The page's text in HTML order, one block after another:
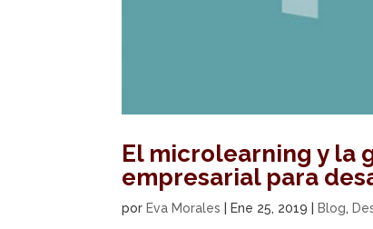
El microlearning y la
empresarial para
por Eva Morales Ene 25, 2019 Blog,